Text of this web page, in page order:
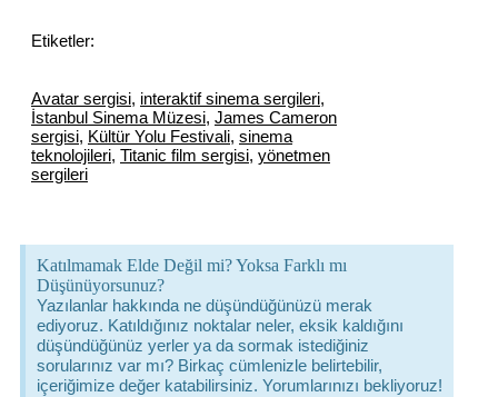
Etiketler:
Avatar sergisi, interaktif sinema sergileri,
İstanbul Sinema Müzesi, James Cameron
sergisi, Kültür Yolu Festivali, sinema
teknolojileri, Titanic film sergisi, yönetmen
sergileri
Katılmamak Elde Değil mi? Yoksa Farklı mı
Düşünüyorsunuz?
Yazılanlar hakkında ne düşündüğünüzü merak
ediyoruz. Katıldığınız noktalar neler, eksik kaldığını
düşündüğünüz yerler ya da sormak istediğiniz
sorularınız var mı? Birkaç cümlenizle belirtebilir,
içeriğimize değer katabilirsiniz. Yorumlarınızı bekliyoruz!